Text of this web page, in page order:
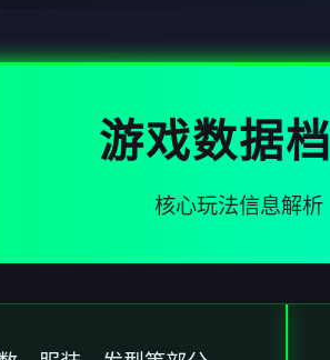
游戏数据
核心玩法信息解析